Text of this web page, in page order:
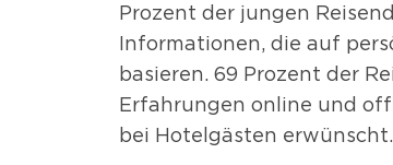
Prozent der jungen
Informationen, die auf
basieren. 69 Prozent der
Erfahrungen online und
bei Hotelgästen erwünscht.